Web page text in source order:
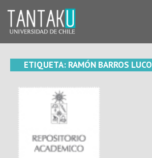
content
ETIQUETA: RAMÓN BARROS LUCO